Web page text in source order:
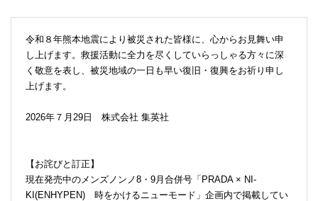
令和８年熊本地震により被災された皆様に、心からお見舞い申
し上げます。救援活動に全力を尽くしていらっしゃる方々に深
く敬意を表し、被災地域の一日も早い復旧・復興をお祈り申し
上げます。
2026年７月29日 株式会社 集英社
【お詫びと訂正】
現在発売中のメンズノンノ8・9月合併号「PRADA × NI-
KI(ENHYPEN) 時をかけるニューモード」企画内で掲載してい